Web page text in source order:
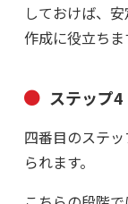
しておけば、
作成に役立ちま
ステップ
四番目のステッ
られます。